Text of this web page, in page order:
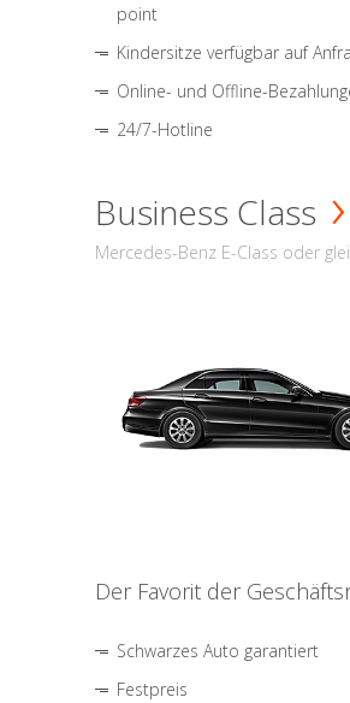
point
Kindersitze verfügbar auf
Online- und Offline-
24/7-Hotline
Business Class
Mercedes-Benz E-Class oder
Der Favorit der
Schwarzes Auto garantiert
Festpreis